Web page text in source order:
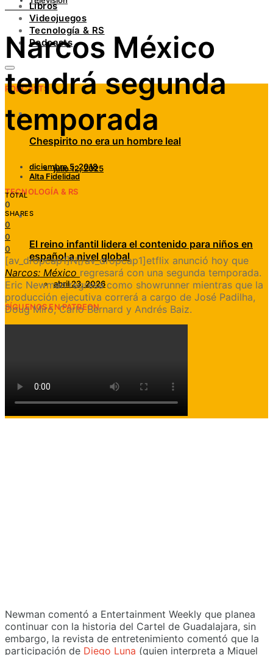
LINKEDINLibros
Videojuegos
Tecnología & RS
Podcasts
PODCASTS
Chespirito no era un hombre leal
julio 12, 2025
TECNOLOGÍA & RS
El reino infantil lidera el contenido para niños en
español a nivel global
abril 23, 2026
SÍGUENOS EN PATREON
Narcos México
tendrá segunda
temporada
diciembre 5, 2018
Alta Fidelidad
TOTAL
0
SHARES
0
0
0
[av_dropcap1]N[/av_dropcap1]etflix anunció hoy que
Narcos: México regresará con una segunda temporada.
Eric Newman regresa como showrunner mientras que la
producción ejecutiva correrá a cargo de José Padilha,
Doug Miro, Carlo Bernard y Andrés Baiz.
Newman comentó a Entertainment Weekly que planea
continuar con la historia del Cartel de Guadalajara, sin
embargo, la revista de entretenimiento comentó que la
participación de Diego Luna (quien interpreta a Miguel